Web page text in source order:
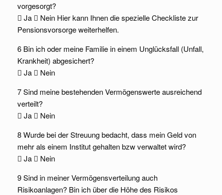
vorgesorgt?
 Ja  Nein Hier kann Ihnen die spezielle Checkliste zur
Pensionsvorsorge weiterhelfen.
6 Bin ich oder meine Familie in einem Unglücksfall (Unfall,
Krankheit) abgesichert?
 Ja  Nein
7 Sind meine bestehenden Vermögenswerte ausreichend
verteilt?
 Ja  Nein
8 Wurde bei der Streuung bedacht, dass mein Geld von
mehr als einem Institut gehalten bzw verwaltet wird?
 Ja  Nein
9 Sind in meiner Vermögensverteilung auch
Risikoanlagen? Bin ich über die Höhe des Risikos